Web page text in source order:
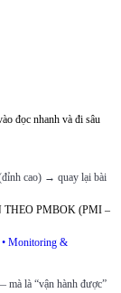
đọc nhanh và đi sâu
cao) → quay lại bài
PMBOK (PMI –
• Monitoring &
mà là “vận hành được”